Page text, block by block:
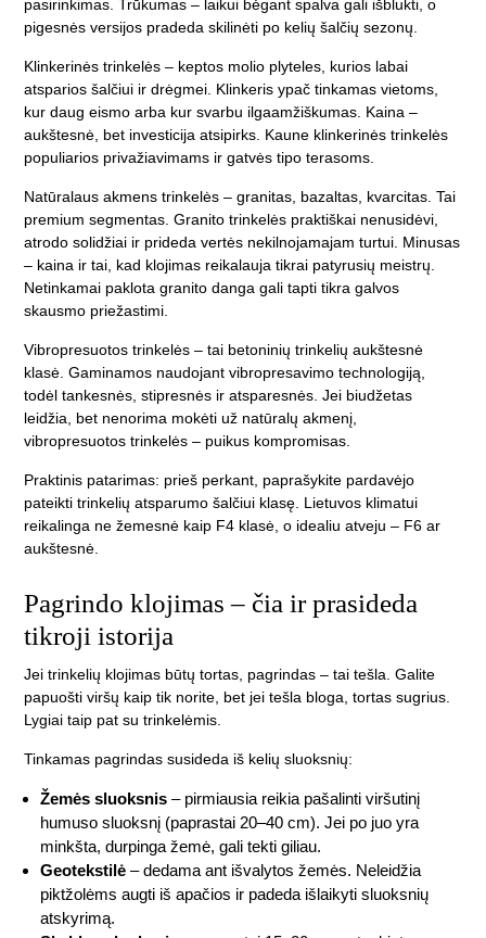
pasirinkimas. Trūkumas – laikui bėgant spalva gali išblukti, o
pigesnės versijos pradeda skilinėti po kelių šalčių sezonų.
Klinkerinės trinkelės – keptos molio plyteles, kurios labai
atsparios šalčiui ir drėgmei. Klinkeris ypač tinkamas vietoms,
kur daug eismo arba kur svarbu ilgaamžiškumas. Kaina –
aukštesnė, bet investicija atsipirks. Kaune klinkerinės trinkelės
populiarios privažiavimams ir gatvės tipo terasoms.
Natūralaus akmens trinkelės – granitas, bazaltas, kvarcitas. Tai
premium segmentas. Granito trinkelės praktiškai nenusidėvi,
atrodo solidžiai ir prideda vertės nekilnojamajam turtui. Minusas
– kaina ir tai, kad klojimas reikalauja tikrai patyrusių meistrų.
Netinkamai paklota granito danga gali tapti tikra galvos
skausmo priežastimi.
Vibropresuotos trinkelės – tai betoninių trinkelių aukštesnė
klasė. Gaminamos naudojant vibropresavimo technologiją,
todėl tankesnės, stipresnės ir atsparesnės. Jei biudžetas
leidžia, bet nenorima mokėti už natūralų akmenį,
vibropresuotos trinkelės – puikus kompromisas.
Praktinis patarimas: prieš perkant, paprašykite pardavėjo
pateikti trinkelių atsparumo šalčiui klasę. Lietuvos klimatui
reikalinga ne žemesnė kaip F4 klasė, o idealiu atveju – F6 ar
aukštesnė.
Pagrindo klojimas – čia ir prasideda
tikroji istorija
Jei trinkelių klojimas būtų tortas, pagrindas – tai tešla. Galite
papuošti viršų kaip tik norite, bet jei tešla bloga, tortas sugrius.
Lygiai taip pat su trinkelėmis.
Tinkamas pagrindas susideda iš kelių sluoksnių:
Žemės sluoksnis – pirmiausia reikia pašalinti viršutinį
humuso sluoksnį (paprastai 20–40 cm). Jei po juo yra
minkšta, durpinga žemė, gali tekti giliau.
Geotekstilė – dedama ant išvalytos žemės. Neleidžia
piktžolėms augti iš apačios ir padeda išlaikyti sluoksnių
atskyrimą.